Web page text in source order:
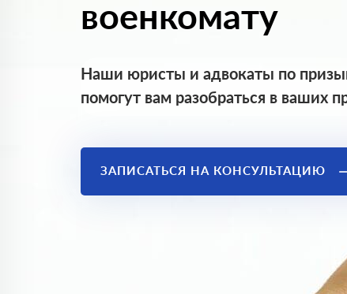
военкомату
Наши юристы и адвокаты по
помогут вам разобраться в ваших
ЗАПИСАТЬСЯ НА КОНСУЛЬТАЦИЮ